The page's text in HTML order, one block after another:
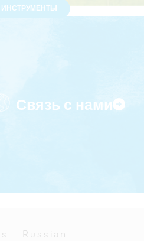
ИНСТРУМЕНТЫ
Связь с нами
- Russian